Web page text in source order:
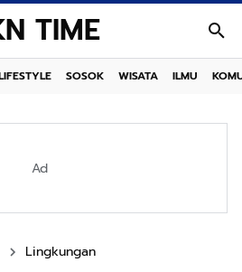
TIME
SOSOK WISATA ILMU
Ad
Lingkungan